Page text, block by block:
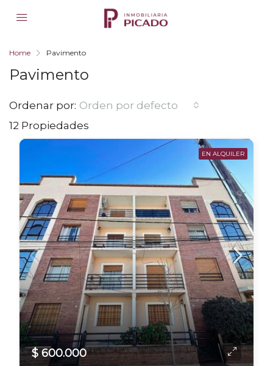
Home Pavimento
Pavimento
12 Propiedades
Ordenar por: Orden por defecto
EN ALQUILER
$ 600.000